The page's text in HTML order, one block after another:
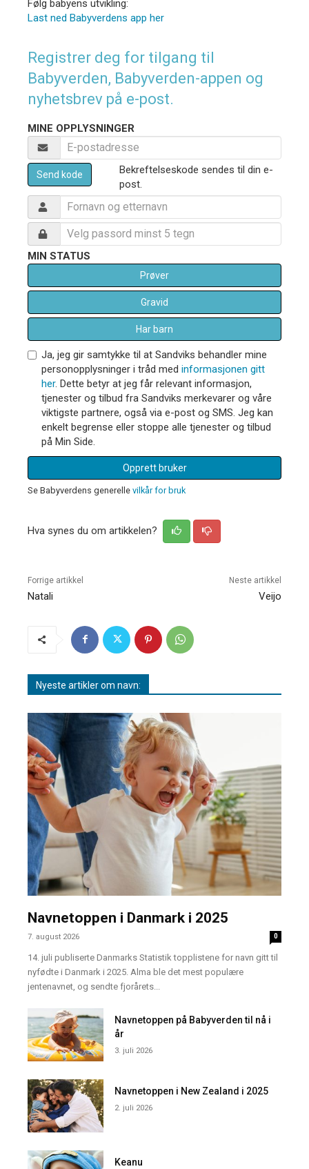
Følg babyens utvikling:
Last ned Babyverdens app her
Registrer deg for tilgang til
Babyverden, Babyverden-appen og
nyhetsbrev på e-post.
MINE OPPLYSNINGER
Send kode
Bekreftelseskode sendes til din e-
post.
MIN STATUS
Prøver
Gravid
Har barn
Ja, jeg gir samtykke til at Sandviks behandler mine
personopplysninger i tråd med informasjonen gitt
her. Dette betyr at jeg får relevant informasjon,
tjenester og tilbud fra Sandviks merkevarer og våre
viktigste partnere, også via e-post og SMS. Jeg kan
enkelt begrense eller stoppe alle tjenester og tilbud
på Min Side.
Opprett bruker
Se Babyverdens generelle vilkår for bruk
Hva synes du om artikkelen?
Forrige artikkel
Natali
Neste artikkel
Veijo
Nyeste artikler om navn:
Navnetoppen i Danmark i 2025
7. august 2026 0
14. juli publiserte Danmarks Statistik topplistene for navn gitt til
nyfødte i Danmark i 2025. Alma ble det mest populære
jentenavnet, og sendte fjorårets...
Navnetoppen på Babyverden til nå i
år
3. juli 2026
Navnetoppen i New Zealand i 2025
2. juli 2026
Keanu